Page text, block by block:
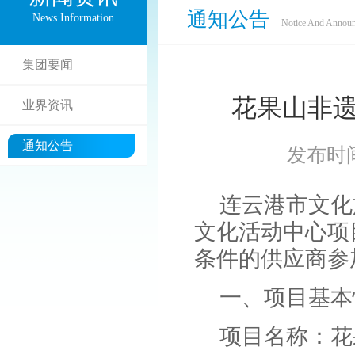
News Information
集团要闻
业界资讯
通知公告
通知公告 Notice And
花果山非
发布时
连云港市文
文化活动中心
条件的供应商参
一、项目基
项目名称：